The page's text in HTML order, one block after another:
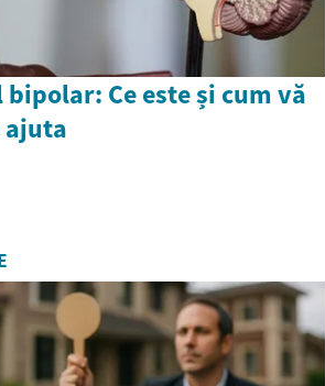
bipolar: Ce este și cum vă
ajuta